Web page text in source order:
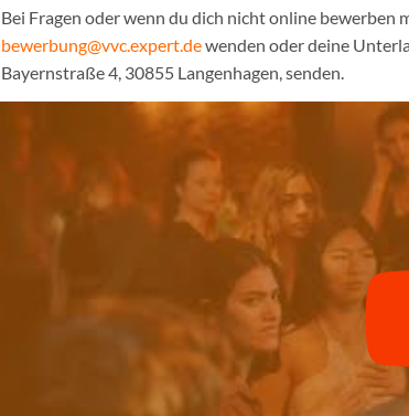
Bei Fragen oder wenn du dich nicht online
bewerbung@vvc.expert.dewenden oder deine
Bayernstraße 4, 30855 Langenhagen, senden.